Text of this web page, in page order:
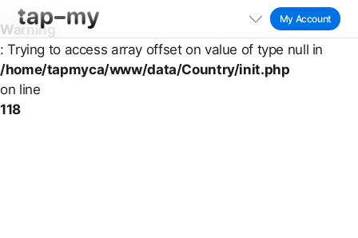
Warning
: Trying to access array offset on value of type null in
/home/tapmyca/www/data/Country/init.php
on line
118
My Account
Store
Support